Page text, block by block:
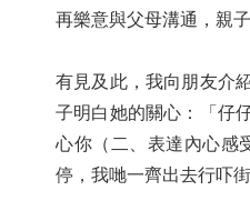
再樂意與父母溝通，親
有見及此，我向朋友介
子明白她的關心：「仔
心你（二、表達內心感
停，我哋一齊出去行吓